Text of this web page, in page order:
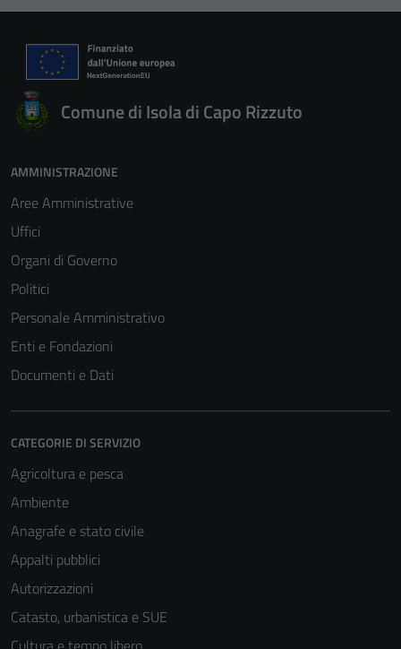
Comune di Isola di Capo Rizzuto
AMMINISTRAZIONE
Aree Amministrative
Uffici
Organi di Governo
Politici
Personale Amministrativo
Enti e Fondazioni
Documenti e Dati
CATEGORIE DI SERVIZIO
Agricoltura e pesca
Ambiente
Anagrafe e stato civile
Appalti pubblici
Autorizzazioni
Catasto, urbanistica e SUE